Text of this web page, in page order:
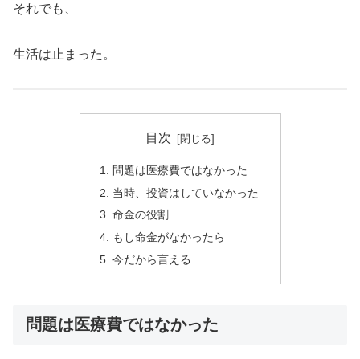
それでも、
生活は止まった。
目次
問題は医療費ではなかった
当時、投資はしていなかった
命金の役割
もし命金がなかったら
今だから言える
問題は医療費ではなかった